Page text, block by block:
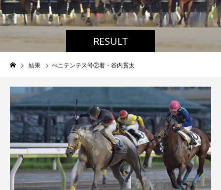
RESULT
結果 ぺニテンテス号②着・谷内貫太